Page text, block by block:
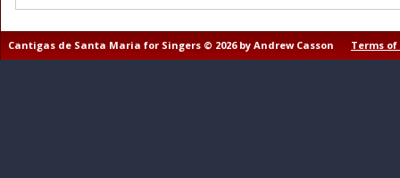
Cantigas de Santa Maria for Singers © 2026 by Andrew Casson Terms of